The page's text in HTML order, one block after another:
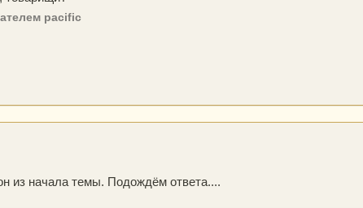
pacific
из начала темы. Подождём ответа....